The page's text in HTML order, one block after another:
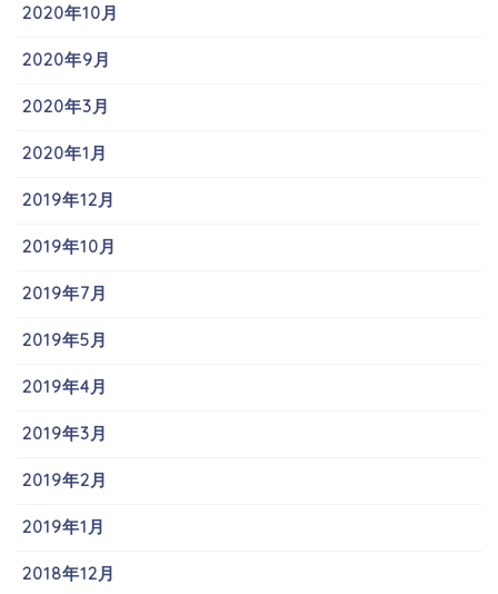
2020年10月
2020年9月
2020年3月
2020年1月
2019年12月
2019年10月
2019年7月
2019年5月
2019年4月
2019年3月
2019年2月
2019年1月
2018年12月